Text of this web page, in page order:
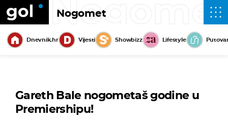
Nogomet
Dnevnik.hr Vijesti Showbizz Lifestyle
Gareth Bale nogometaš godine u
Premiershipu!